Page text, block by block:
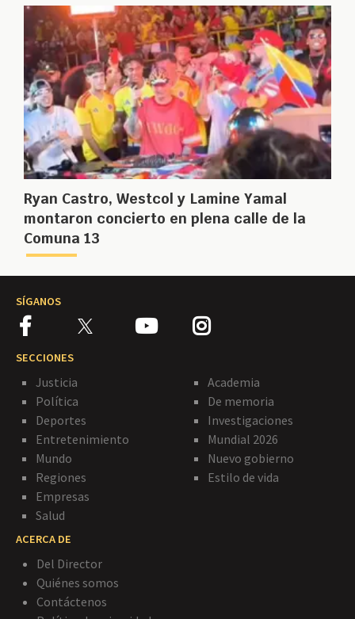
Ryan Castro, Westcol y Lamine Yamal
montaron concierto en plena calle de la
Comuna 13
SÍGANOS
SECCIONES
Justicia
Política
Deportes
Entretenimiento
Mundo
Regiones
Empresas
Salud
Academia
De memoria
Investigaciones
Mundial 2026
Nuevo gobierno
Estilo de vida
ACERCA DE
Del Director
Quiénes somos
Contáctenos